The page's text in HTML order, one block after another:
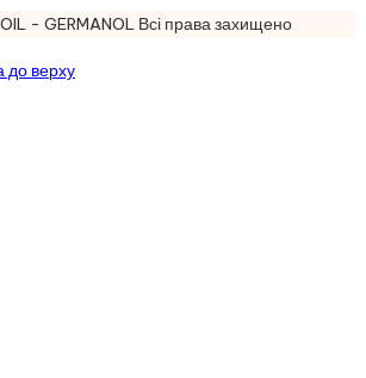
- GERMANOL Всі права захищено
до верху